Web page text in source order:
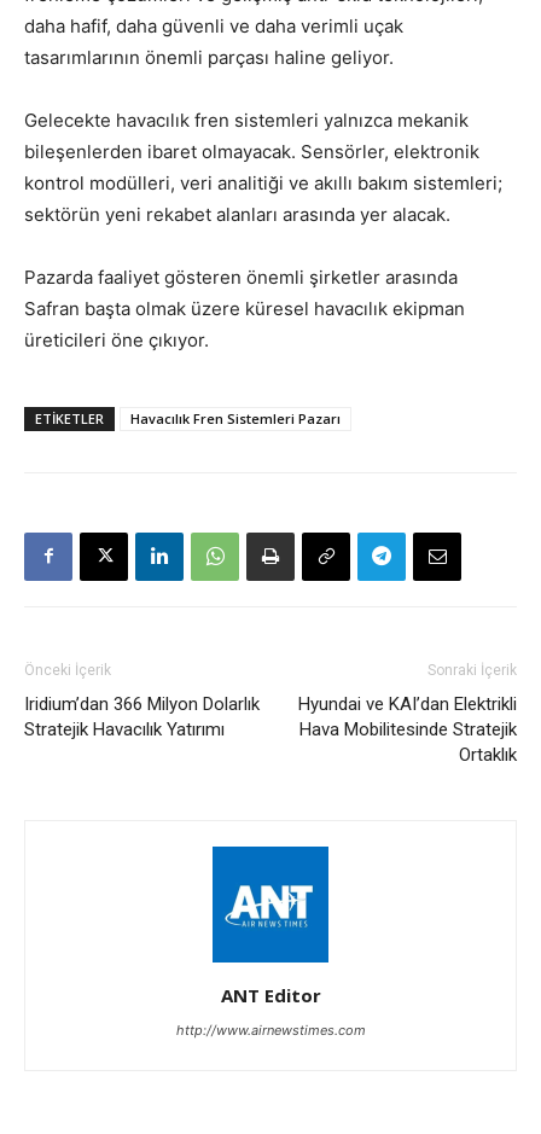
daha hafif, daha güvenli ve daha verimli uçak
tasarımlarının önemli parçası haline geliyor.
Gelecekte havacılık fren sistemleri yalnızca mekanik
bileşenlerden ibaret olmayacak. Sensörler, elektronik
kontrol modülleri, veri analitiği ve akıllı bakım sistemleri;
sektörün yeni rekabet alanları arasında yer alacak.
Pazarda faaliyet gösteren önemli şirketler arasında
Safran başta olmak üzere küresel havacılık ekipman
üreticileri öne çıkıyor.
ETIKETLER Havacılık Fren Sistemleri Pazarı
Önceki İçerik
Iridium’dan 366 Milyon Dolarlık
Stratejik Havacılık Yatırımı
Sonraki İçerik
Hyundai ve KAI’dan Elektrikli
Hava Mobilitesinde Stratejik
Ortaklık
ANT Editor
http://www.airnewstimes.com